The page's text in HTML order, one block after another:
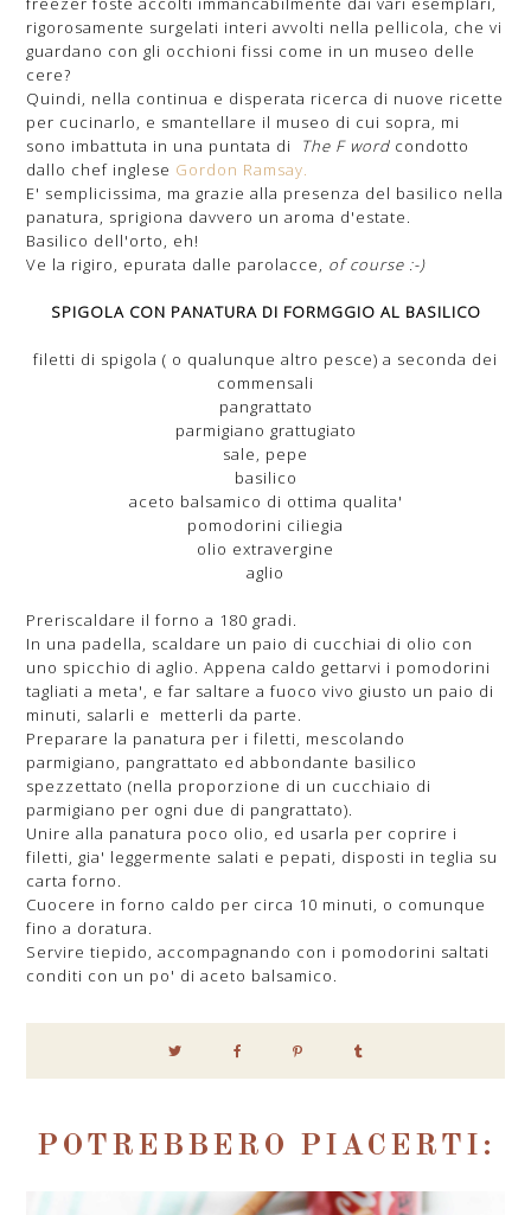
rigorosamente surgelati interi avvolti nella pellicola, che vi
guardano con gli occhioni fissi come in un museo delle
cere?
Quindi, nella continua e disperata ricerca di nuove ricette
per cucinarlo, e smantellare il museo di cui sopra, mi
sono imbattuta in una puntata di The F word condotto
dallo chef inglese Gordon Ramsay.
E' semplicissima, ma grazie alla presenza del basilico nella
panatura, sprigiona davvero un aroma d'estate.
Basilico dell'orto, eh!
Ve la rigiro, epurata dalle parolacce, of course :-)
SPIGOLA CON PANATURA DI FORMGGIO AL BASILICO
filetti di spigola ( o qualunque altro pesce) a seconda dei
commensali
pangrattato
parmigiano grattugiato
sale, pepe
basilico
aceto balsamico di ottima qualita'
pomodorini ciliegia
olio extravergine
aglio
Preriscaldare il forno a 180 gradi.
In una padella, scaldare un paio di cucchiai di olio con
uno spicchio di aglio. Appena caldo gettarvi i pomodorini
tagliati a meta', e far saltare a fuoco vivo giusto un paio di
minuti, salarli e metterli da parte.
Preparare la panatura per i filetti, mescolando
parmigiano, pangrattato ed abbondante basilico
spezzettato (nella proporzione di un cucchiaio di
parmigiano per ogni due di pangrattato).
Unire alla panatura poco olio, ed usarla per coprire i
filetti, gia' leggermente salati e pepati, disposti in teglia su
carta forno.
Cuocere in forno caldo per circa 10 minuti, o comunque
fino a doratura.
Servire tiepido, accompagnando con i pomodorini saltati
conditi con un po' di aceto balsamico.
POTREBBERO PIACERTI: